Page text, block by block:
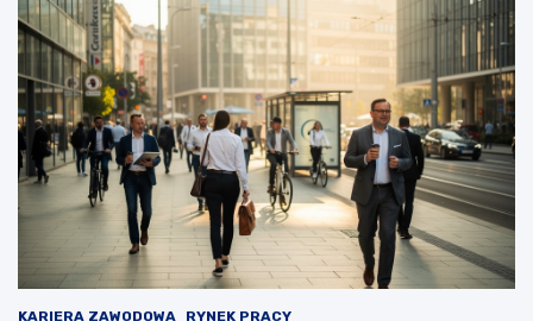
KARIERA ZAWODOWA RYNEK PRACY